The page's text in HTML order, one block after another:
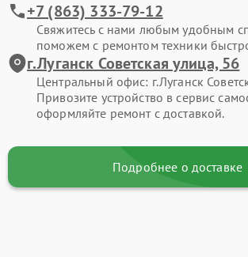
+7 (863) 333-79-12
Свяжитесь с нами любым удобным
поможем с ремонтом техники
г.Луганск Советская улица, 56
Центральный офис: г.Луганск
Привозите устройство в сервис
оформляйте ремонт с доставкой.
Подробнее о доставке